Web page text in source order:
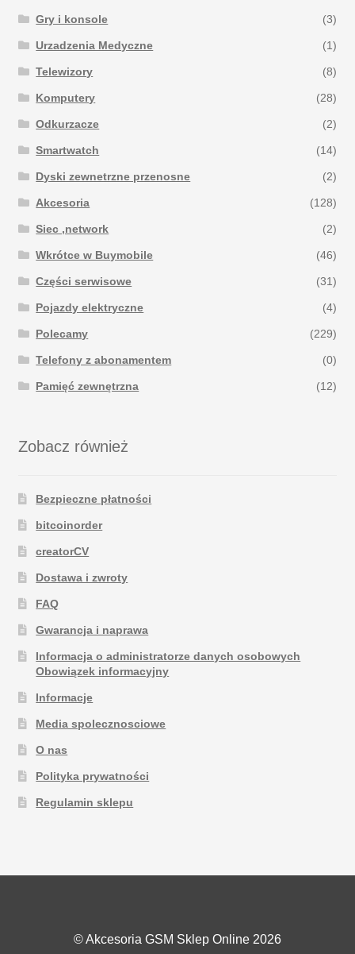
Gry i konsole (3)
Urzadzenia Medyczne (1)
Telewizory (8)
Komputery (28)
Odkurzacze (2)
Smartwatch (14)
Dyski zewnetrzne przenosne (2)
Akcesoria (128)
Siec ,network (2)
Wkrótce w Buymobile (46)
Części serwisowe (31)
Pojazdy elektryczne (4)
Polecamy (229)
Telefony z abonamentem (0)
Pamięć zewnętrzna (12)
Zobacz również
Bezpieczne płatności
bitcoinorder
creatorCV
Dostawa i zwroty
FAQ
Gwarancja i naprawa
Informacja o administratorze danych osobowych
Obowiązek informacyjny
Informacje
Media spolecznosciowe
O nas
Polityka prywatności
Regulamin sklepu
© Akcesoria GSM Sklep Online 2026